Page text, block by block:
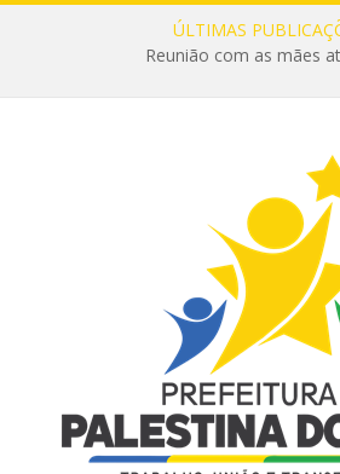
ÚLTIMAS
Reunião com as mães